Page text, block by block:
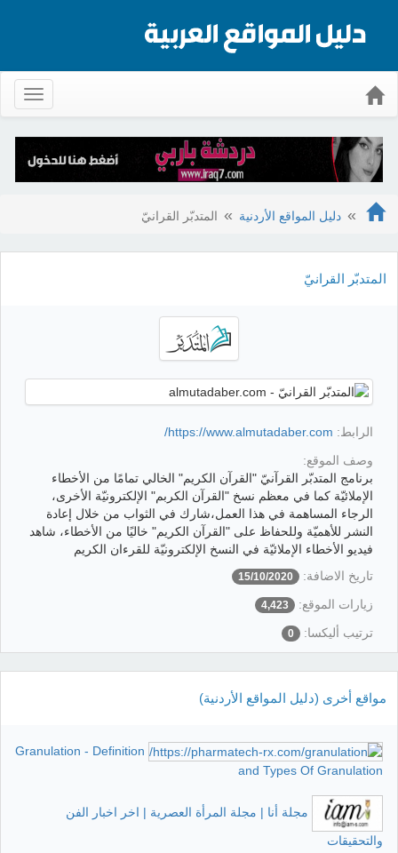
دليل المواقع الأردنية المتدبّر القرانيّ
المتدبّر القرانيّ
الرابط: https://www.almutadaber.com/
وصف الموقع:
‎برنامج المتدبّر القرآنيّ "القرآن الكريم" الخالي تمامًا من الأخطاء
الإملائيّة كما في معظم نسخ "القرآن الكربم" الإلكترونيّة الأخرى،
الرجاء المساهمة في هذا العمل،شارك في الثواب من خلال إعادة
النشر للأهميّة وللحفاظ على "القرآن الكريم" خاليًا من الأخطاء، شاهد
فيديو الأخطاء الإملائيّة في النسخ الإلكترونيّة للقرءان الكريم
تاريخ الاضافة:
15/10/2020
زيارات الموقع: 4,423
ترتيب أليكسا: 0
مواقع أخرى (دليل المواقع الأردنية)
Granulation - Definition
and Types Of Granulation
مجلة أنا | مجلة المرأة العصرية | اخر اخبار الفن
والتحقيقات